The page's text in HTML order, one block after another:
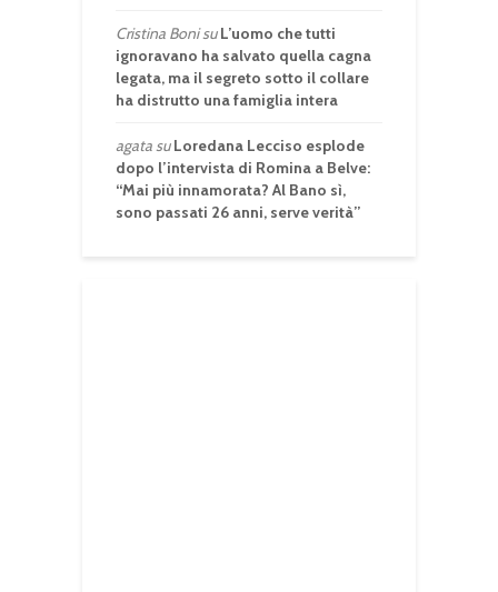
Cristina BonisuL’uomo che tutti
ignoravano ha salvato quella cagna
legata, ma il segreto sotto il collare
ha distrutto una famiglia intera
agatasuLoredana Lecciso esplode
dopo l’intervista di Romina a Belve:
“Mai più innamorata? Al Bano sì,
sono passati 26 anni, serve verità”